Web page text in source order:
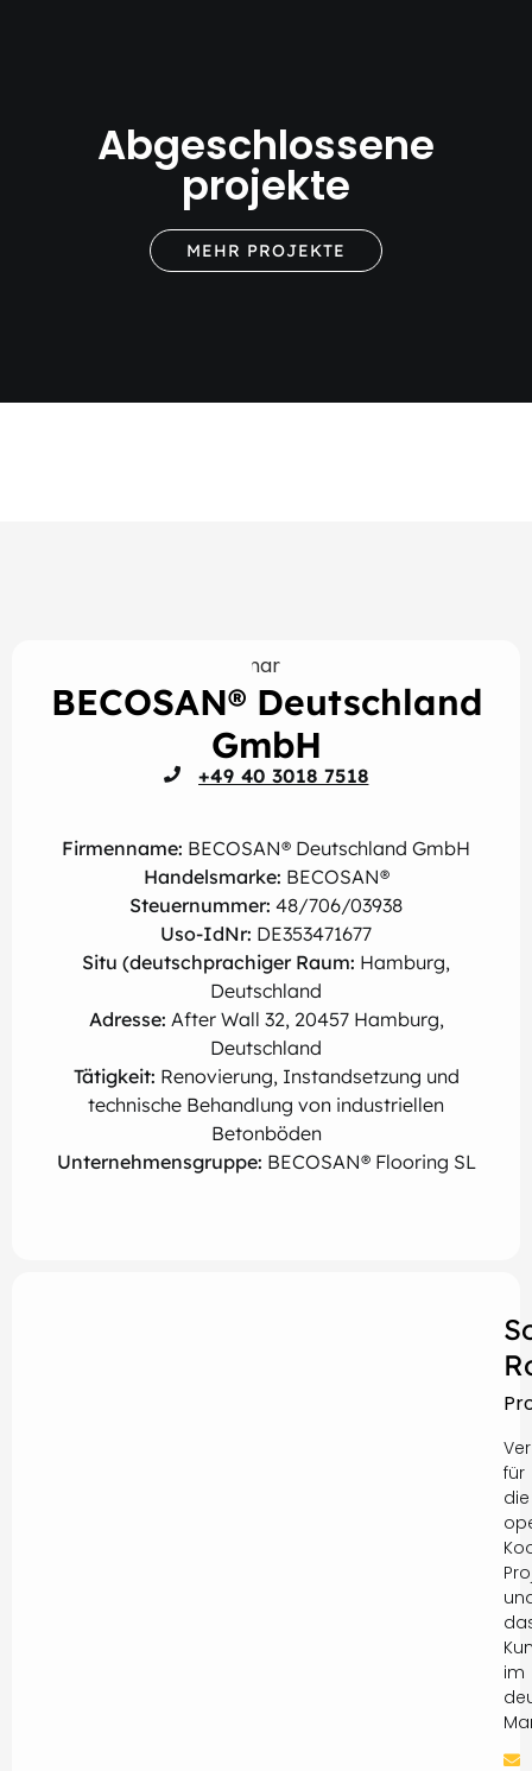
Abgeschlossene
projekte
MEHR PROJEKTE
BECOSAN® Deutschland
GmbH
+49 40 3018 7518
Firmenname: BECOSAN® Deutschland GmbH
Handelsmarke: BECOSAN®
Steuernummer: 48/706/03938
Uso-IdNr: DE353471677
Situ (deutschprachiger Raum: Hamburg,
Deutschland
Adresse: After Wall 32, 20457 Hamburg,
Deutschland
Tätigkeit: Renovierung, Instandsetzung und
technische Behandlung von industriellen
Betonböden
Unternehmensgruppe: BECOSAN® Flooring SL
für
die
im